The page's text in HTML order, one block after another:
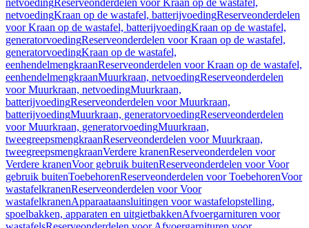
netvoedingReserveonderdelen voor Kraan op de wastafel,
netvoedingKraan op de wastafel, batterijvoedingReserveonderdelen
voor Kraan op de wastafel, batterijvoedingKraan op de wastafel,
generatorvoedingReserveonderdelen voor Kraan op de wastafel,
generatorvoedingKraan op de wastafel,
eenhendelmengkraanReserveonderdelen voor Kraan op de wastafel,
eenhendelmengkraanMuurkraan, netvoedingReserveonderdelen
voor Muurkraan, netvoedingMuurkraan,
batterijvoedingReserveonderdelen voor Muurkraan,
batterijvoedingMuurkraan, generatorvoedingReserveonderdelen
voor Muurkraan, generatorvoedingMuurkraan,
tweegreepsmengkraanReserveonderdelen voor Muurkraan,
tweegreepsmengkraanVerdere kranenReserveonderdelen voor
Verdere kranenVoor gebruik buitenReserveonderdelen voor Voor
gebruik buitenToebehorenReserveonderdelen voor ToebehorenVoor
wastafelkranenReserveonderdelen voor Voor
wastafelkranenApparaataansluitingen voor wastafelopstelling,
spoelbakken, apparaten en uitgietbakkenAfvoergarnituren voor